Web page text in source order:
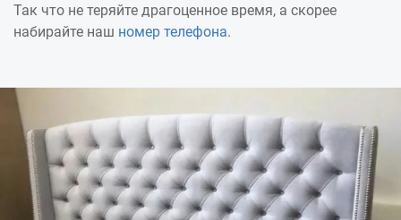
Так что не теряйте драгоценное время, а скорее
набирайте наш номер телефона.